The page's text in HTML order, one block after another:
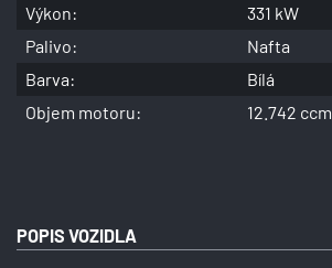
Výkon:
331 kW
Palivo:
Nafta
Barva:
Bílá
Objem motoru:
12.742 ccm
POPIS VOZIDLA